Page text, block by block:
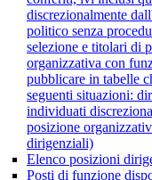
discrezionalmente
politico senza
selezione e titolari di
organizzativa con
pubblicare in tabelle
seguenti situazioni:
individuati
posizione
dirigenziali)
Elenco posizioni
Posti di funzione